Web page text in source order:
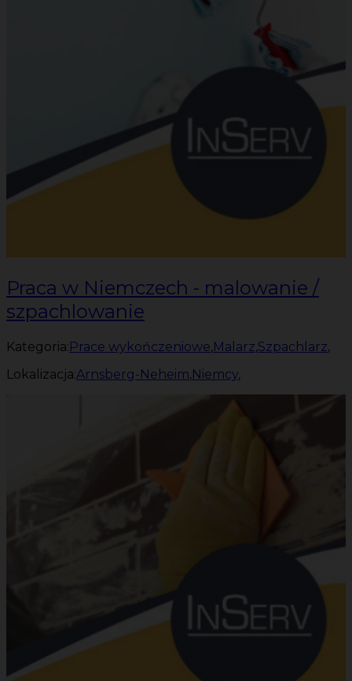
Praca w Niemczech - malowanie /
szpachlowanie
Kategoria:Prace wykończeniowe,Malarz,Szpachlarz,
Lokalizacja:Arnsberg-Neheim,Niemcy,